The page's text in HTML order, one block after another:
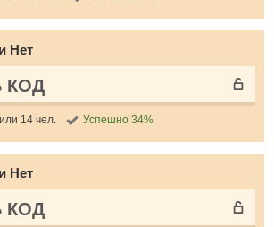
Нет
КОД
14 чел. Успешно 34%
Нет
КОД